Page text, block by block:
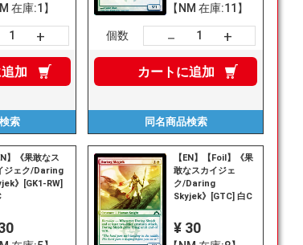
在庫:1】
+
追加
索
【NM 在庫:11】
個数 － +
カートに追加
同名商品検索
】《果敢なス
ジェク/Daring
》[GK1-RW]
【EN】【Foil】《果
敢なスカイジェ
ク/Daring
Skyjek》[GTC] 白C
¥ 30